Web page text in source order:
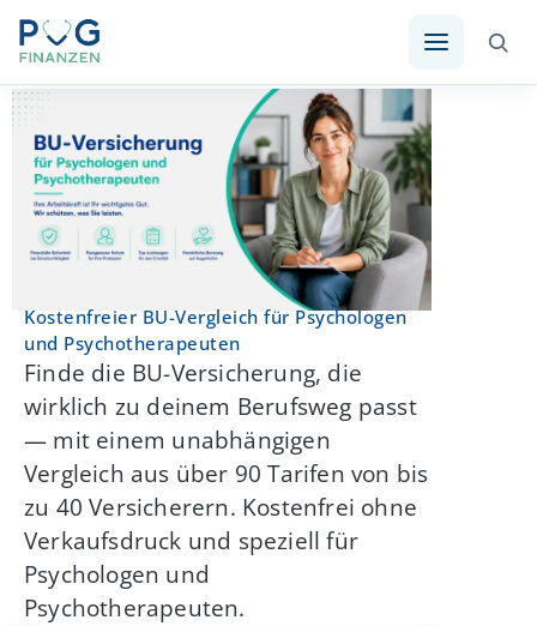
Kostenfreier BU-Vergleich für Psychologen
und Psychotherapeuten
Finde die BU-Versicherung, die
wirklich zu deinem Berufsweg passt
— mit einem unabhängigen
Vergleich aus über 90 Tarifen von bis
zu 40 Versicherern. Kostenfrei ohne
Verkaufsdruck und speziell für
Psychologen und
Psychotherapeuten.